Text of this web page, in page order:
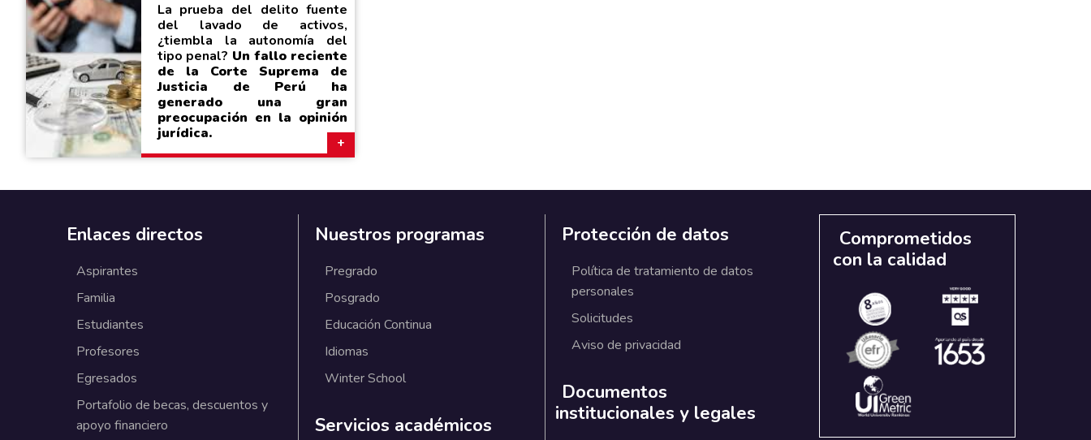
La prueba del delito fuente
del lavado de activos,
¿tiembla la autonomía del
tipo penal? Un fallo reciente
de la Corte Suprema de
Justicia de Perú ha
generado una gran
preocupación en la opinión
jurídica.
Enlaces directos
Aspirantes
Familia
Estudiantes
Profesores
Egresados
Portafolio de becas, descuentos y
apoyo financiero
Nuestros programas
Pregrado
Posgrado
Educación Continua
Idiomas
Winter School
Servicios académicos
Protección de datos
Política de tratamiento de datos
personales
Solicitudes
Aviso de privacidad
Documentos
institucionales y legales
Comprometidos
con la calidad